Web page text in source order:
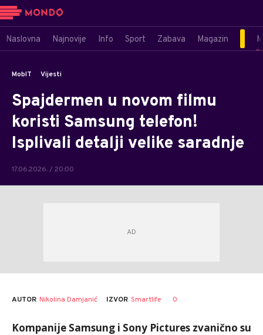
Naslovna Najnovije Info Sport Zabava Magazin
MobIT Vijesti
Spajdermen u novom filmu
koristi Samsung telefon!
Isplivali detalji velike saradnje
17.06.2026. / 20:00
AUTOR Nikolina Damjanić IZVOR Smartlife 0
Kompanije Samsung i Sony Pictures zvanično su